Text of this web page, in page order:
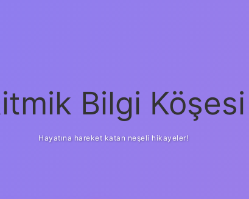
Bilgi Köşesi
Hayatına hareket katan neşeli hikayeler!